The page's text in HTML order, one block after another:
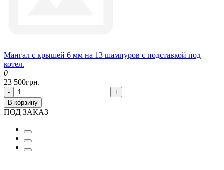
Мангал с крышей 6 мм на 13 шампуров с подставкой под
котел.
0
23 500грн.
-
+
В корзину
ПОД ЗАКАЗ